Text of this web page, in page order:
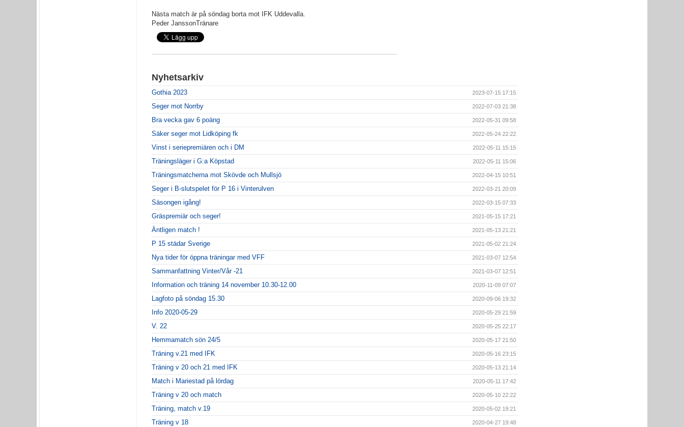
Nästa match är på söndag borta mot IFK Uddevalla.
Peder JanssonTränare
Nyhetsarkiv
Gothia 2023 2023-07-15 17:15
Seger mot Norrby 2022-07-03 21:38
Bra vecka gav 6 poäng 2022-05-31 09:58
Säker seger mot Lidköping fk 2022-05-24 22:22
Vinst i seriepremiären och i DM 2022-05-11 15:15
Träningsläger i G:a Köpstad 2022-05-11 15:06
Träningsmatcherna mot Skövde och Mullsjö 2022-04-15 10:51
Seger i B-slutspelet för P 16 i Vinterulven 2022-03-21 20:09
Säsongen igång! 2022-03-15 07:33
Gräspremiär och seger! 2021-05-15 17:21
Äntligen match ! 2021-05-13 21:21
P 15 städar Sverige 2021-05-02 21:24
Nya tider för öppna träningar med VFF 2021-03-07 12:54
Sammanfattning Vinter/Vår -21 2021-03-07 12:51
Information och träning 14 november 10.30-12.00 2020-11-09 07:07
Lagfoto på söndag 15.30 2020-09-06 19:32
Info 2020-05-29 2020-05-29 21:59
V. 22 2020-05-25 22:17
Hemmamatch sön 24/5 2020-05-17 21:50
Träning v.21 med IFK 2020-05-16 23:15
Träning v 20 och 21 med IFK 2020-05-13 21:14
Match i Mariestad på lördag 2020-05-11 17:42
Träning v 20 och match 2020-05-10 22:22
Träning, match v.19 2020-05-02 19:21
Träning v 18 2020-04-27 19:48